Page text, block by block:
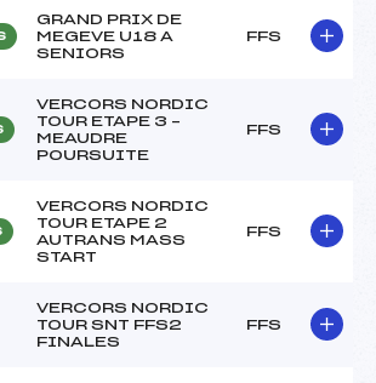
GRAND PRIX DE
MEGEVE U18 A
SENIORS
FFS
VERCORS NORDIC
TOUR ETAPE 3 –
MEAUDRE
POURSUITE
FFS
VERCORS NORDIC
TOUR ETAPE 2
AUTRANS MASS
START
FFS
VERCORS NORDIC
TOUR SNT FFS2
FINALES
FFS